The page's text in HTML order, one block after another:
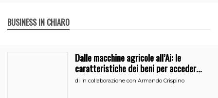
BUSINESS IN CHIARO
Dalle macchine agricole all’Ai: le
caratteristiche dei beni per accedere
all’iperammortamento
di in collaborazione con Armando Crispino